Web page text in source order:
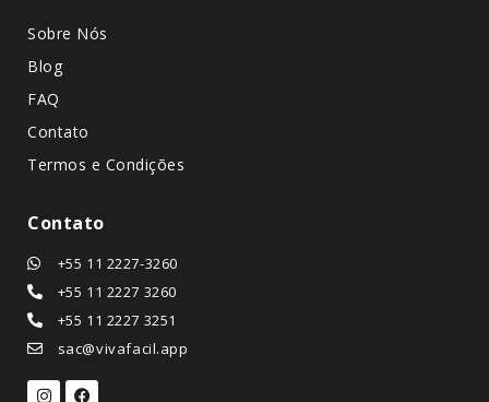
Sobre Nós
Blog
FAQ
Contato
Termos e Condições
Contato
+55 11 2227-3260
+55 11 2227 3260
+55 11 2227 3251
sac@vivafacil.app